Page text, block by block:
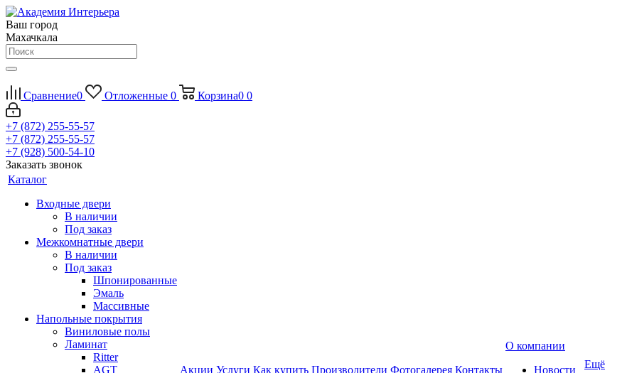
Ваш город
Махачкала
Сравнение0 Отложенные 0 Корзина0 0
+7 (872) 255-55-57
+7 (872) 255-55-57
+7 (928) 500-54-10
Заказать звонок
Каталог
Входные двери
В наличии
Под заказ
Межкомнатные двери
В наличии
Под заказ
Шпонированные
Эмаль
Массивные
Напольные покрытия
Виниловые полы
Ламинат
Ritter
AGT
Акции Услуги Как купить Производители Фотогалерея Контакты
О компании
Новости
Ещё